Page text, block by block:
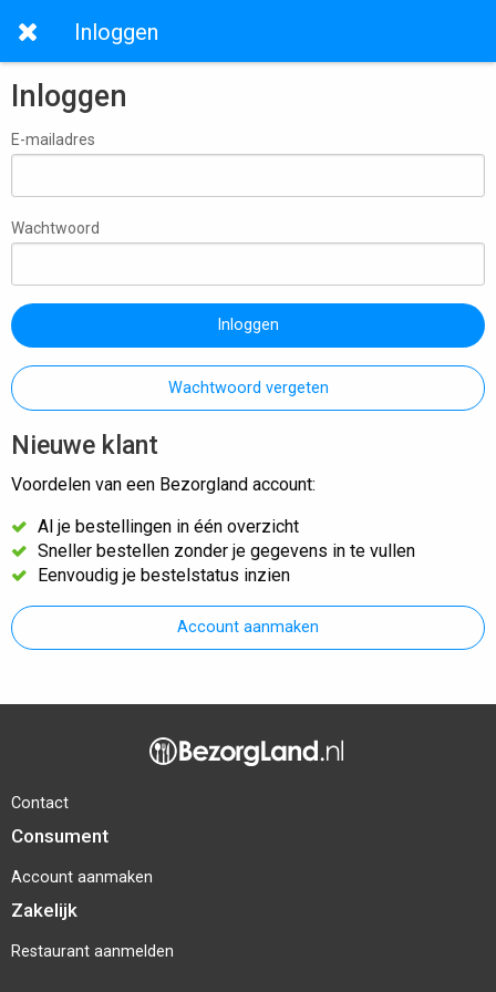
Inloggen
Inloggen
E-mailadres
Wachtwoord
Inloggen
Wachtwoord vergeten
Nieuwe klant
Voordelen van een Bezorgland account:
Al je bestellingen in één overzicht
Sneller bestellen zonder je gegevens in te vullen
Eenvoudig je bestelstatus inzien
Account aanmaken
Contact
Consument
Account aanmaken
Zakelijk
Restaurant aanmelden